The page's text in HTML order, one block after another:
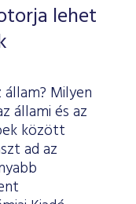
lehet
Milyen
állami és az
között
ad az